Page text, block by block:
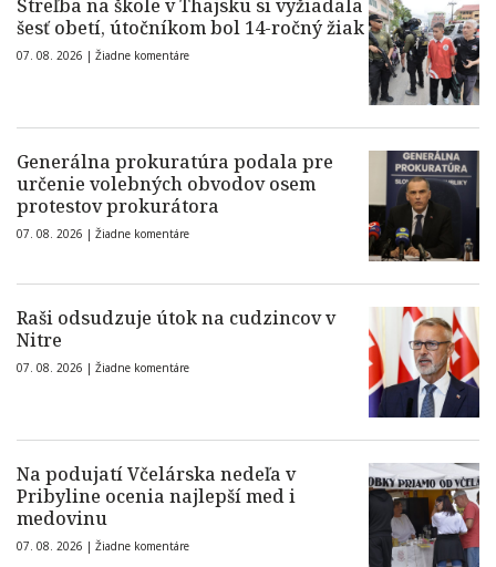
Streľba na škole v Thajsku si vyžiadala
šesť obetí, útočníkom bol 14-ročný žiak
07. 08. 2026 | Žiadne komentáre
Generálna prokuratúra podala pre
určenie volebných obvodov osem
protestov prokurátora
07. 08. 2026 | Žiadne komentáre
Raši odsudzuje útok na cudzincov v
Nitre
07. 08. 2026 | Žiadne komentáre
Na podujatí Včelárska nedeľa v
Pribyline ocenia najlepší med i
medovinu
07. 08. 2026 | Žiadne komentáre